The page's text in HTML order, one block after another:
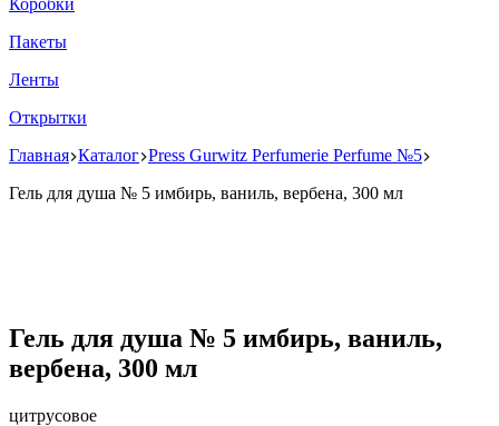
Коробки
Пакеты
Ленты
Открытки
Главная Каталог Press Gurwitz Perfumerie Perfume №5
Гель для душа № 5 имбирь, ваниль, вербена, 300 мл
Гель для душа № 5 имбирь, ваниль,
вербена, 300 мл
цитрусовое